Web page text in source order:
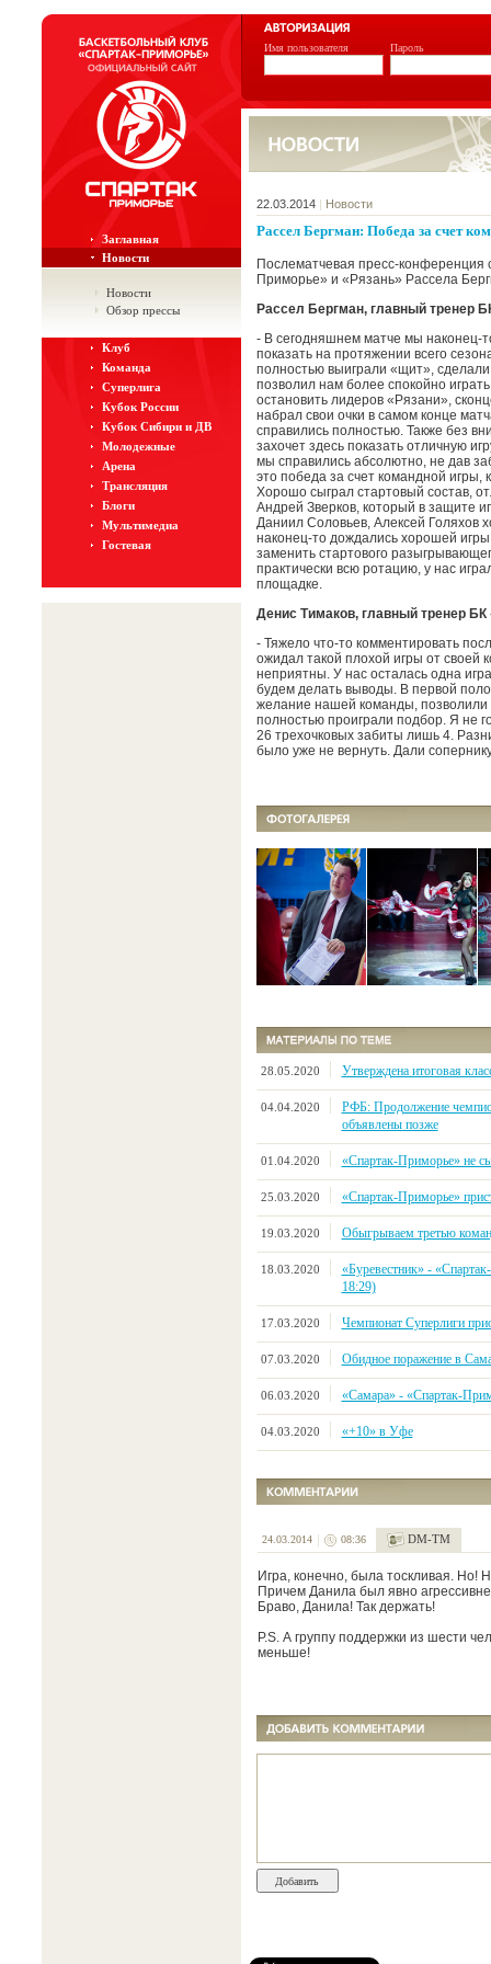
Имя пользователя Пароль
Заглавная
Новости
Новости
Обзор прессы
Клуб
Команда
Суперлига
Кубок России
Кубок Сибири и ДВ
Молодежные
Арена
Трансляция
Блоги
Мультимедиа
Гостевая
22.03.2014 | Новости
Рассел Бергман: Победа за счет
Послематчевая пресс-конференция
Приморье» и «Рязань» Рассела
Рассел Бергман, главный тренер
- В сегодняшнем матче мы наконец-
показать на протяжении всего
полностью выиграли «щит»,
позволил нам более спокойно
остановить лидеров «Рязани»,
набрал свои очки в самом конце
справились полностью. Также без
захочет здесь показать отличную
мы справились абсолютно, не дав
это победа за счет командной игры,
Хорошо сыграл стартовый состав,
Андрей Зверков, который в защите
Даниил Соловьев, Алексей Голяхов
наконец-то дождались хорошей
заменить стартового
практически всю ротацию, у нас
площадке.
Денис Тимаков, главный тренер БК
- Тяжело что-то комментировать
ожидал такой плохой игры от своей
неприятны. У нас осталась одна
будем делать выводы. В первой
желание нашей команды, позволили
полностью проиграли подбор. Я не
26 трехочковых забиты лишь 4.
было уже не вернуть. Дали
28.05.2020 Утверждена итоговая
04.04.2020
РФБ: Продолжение
объявлены позже
01.04.2020 «Спартак-Приморье» не
25.03.2020 «Спартак-Приморье»
19.03.2020 Обыгрываем третью
18.03.2020
«Буревестник» -
18:29)
17.03.2020 Чемпионат Суперлиги
07.03.2020 Обидное поражение в
06.03.2020 «Самара» - «Спартак-
04.03.2020 «+10» в Уфе
24.03.2014 08:36 DM-TM
Игра, конечно, была тоскливая. Но!
Причем Данила был явно
Браво, Данила! Так держать!
P.S. А группу поддержки из шести
меньше!